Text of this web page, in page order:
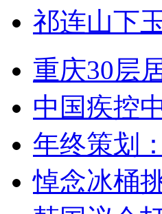
祁连山下
重庆30层
中国疾控
年终策划
悼念冰桶